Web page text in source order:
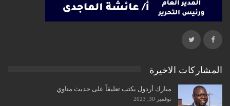
المشاركات الاخيرة
مبارك أردول يكتب تعليقاً على حديث مناوي
نوفمبر 30, 2023